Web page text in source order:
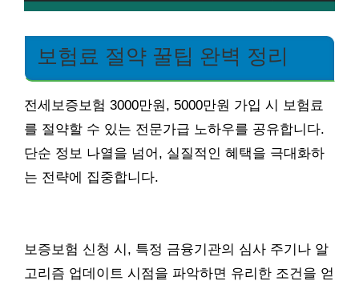
보험료 절약 꿀팁 완벽 정리
전세보증보험 3000만원, 5000만원 가입 시 보험료
를 절약할 수 있는 전문가급 노하우를 공유합니다.
단순 정보 나열을 넘어, 실질적인 혜택을 극대화하
는 전략에 집중합니다.
보증보험 신청 시, 특정 금융기관의 심사 주기나 알
고리즘 업데이트 시점을 파악하면 유리한 조건을 얻